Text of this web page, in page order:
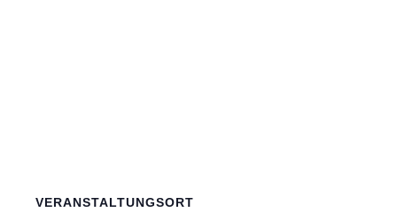
VERANSTALTUNGSORT